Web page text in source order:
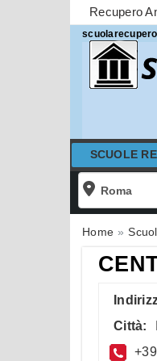
Recupero
SCUOLE
Home
Città: